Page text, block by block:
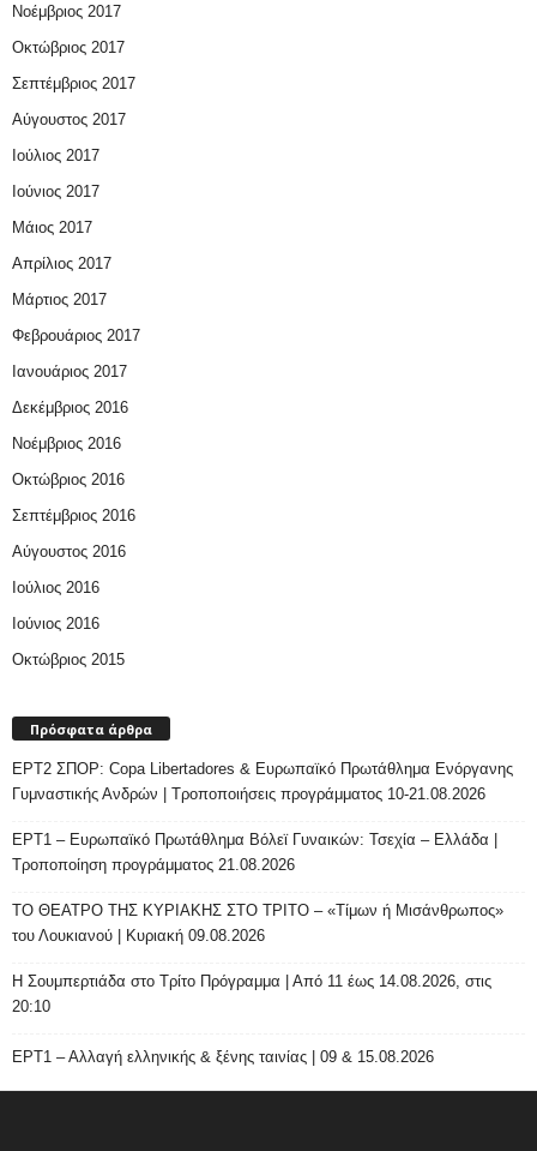
Νοέμβριος 2017
Οκτώβριος 2017
Σεπτέμβριος 2017
Αύγουστος 2017
Ιούλιος 2017
Ιούνιος 2017
Μάιος 2017
Απρίλιος 2017
Μάρτιος 2017
Φεβρουάριος 2017
Ιανουάριος 2017
Δεκέμβριος 2016
Νοέμβριος 2016
Οκτώβριος 2016
Σεπτέμβριος 2016
Αύγουστος 2016
Ιούλιος 2016
Ιούνιος 2016
Οκτώβριος 2015
Πρόσφατα άρθρα
ΕΡΤ2 ΣΠΟΡ: Copa Libertadores & Ευρωπαϊκό Πρωτάθλημα Ενόργανης
Γυμναστικής Ανδρών | Τροποποιήσεις προγράμματος 10-21.08.2026
ΕΡΤ1 – Ευρωπαϊκό Πρωτάθλημα Βόλεϊ Γυναικών: Τσεχία – Ελλάδα |
Τροποποίηση προγράμματος 21.08.2026
ΤΟ ΘΕΑΤΡΟ ΤΗΣ ΚΥΡΙΑΚΗΣ ΣΤΟ ΤΡΙΤΟ – «Τίμων ή Μισάνθρωπος»
του Λουκιανού | Κυριακή 09.08.2026
H Σουμπερτιάδα στο Τρίτο Πρόγραμμα | Από 11 έως 14.08.2026, στις
20:10
ΕΡΤ1 – Αλλαγή ελληνικής & ξένης ταινίας | 09 & 15.08.2026